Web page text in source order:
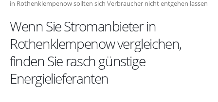
in Rothenklempenow sollten sich Verbraucher nicht entgehen lassen
Wenn Sie Stromanbieter in
Rothenklempenow vergleichen,
finden Sie rasch günstige
Energielieferanten